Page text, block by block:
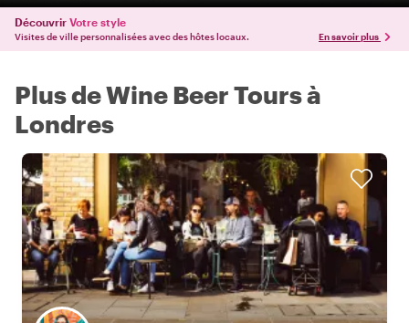
Découvrir Votre style
Visites de ville personnalisées avec des hôtes locaux. En savoir plus
Plus de Wine Beer Tours à
Londres